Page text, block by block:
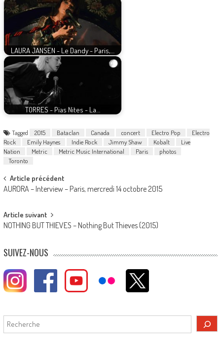
LAURA JANSEN - Le Dandy - Paris,…
TORRES - Pias Nites - La…
Tagged 2015 Bataclan Canada concert Electro Pop
Electro
Rock
Emily Haynes Indie Rock Jimmy Shaw Kobalt
Live
Nation
Metric Metric Music International Paris
photos
Toronto
Post
navigation
Article précédent
AURORA – Interview – Paris, mercredi 14 octobre 2015
Article suivant
NOTHING BUT THIEVES – Nothing But Thieves (2015)
SUIVEZ-NOUS
Rechercher